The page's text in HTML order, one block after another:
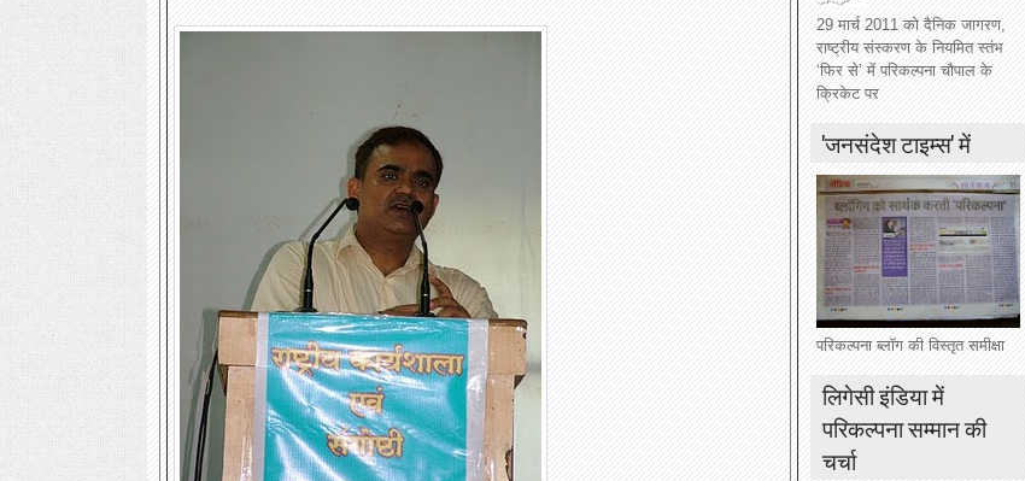
29 मार्च 2011 को दैनिक जागरण,
राष्ट्रीय संस्करण के नियमित स्तंभ
‘फिर से’ में परिकल्पना चौपाल के
क्रिकेट पर
'जनसंदेश टाइम्स' में
परिकल्पना ब्लॉग की विस्तृत समीक्षा
लिगेसी इंडिया में
परिकल्पना सम्मान की
चर्चा